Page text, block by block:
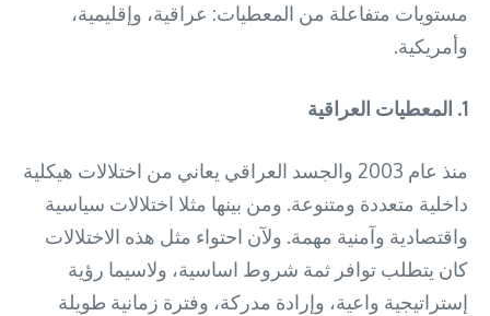
مستويات متفاعلة من المعطيات: عراقية، وإقليمية،
وأمريكية.
1. المعطيات العراقية
منذ عام 2003 والجسد العراقي يعاني من اختلالات هيكلية
داخلية متعددة ومتنوعة. ومن بينها مثلا اختلالات سياسية
واقتصادية وآمنية مهمة. ولآن احتواء مثل هذه الاختلالات
كان يتطلب توافر ثمة شروط اساسية، ولاسيما رؤية
إستراتيجية واعية، وإرادة مدركة، وفترة زمانية طويلة